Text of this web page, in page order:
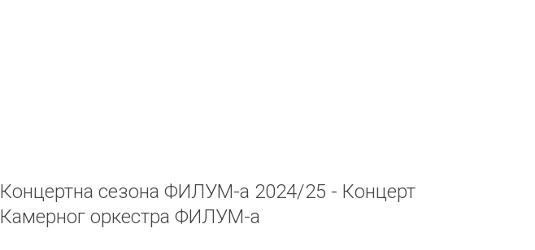
Концертна сезона ФИЛУМ-а 2024/25 - Концерт
Камерног оркестра ФИЛУМ-а